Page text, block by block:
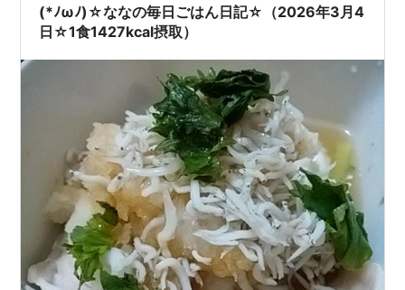
(*ﾉωﾉ)☆ななの毎日ごはん日記☆（2026年3月4
日☆1食1427kcal摂取）